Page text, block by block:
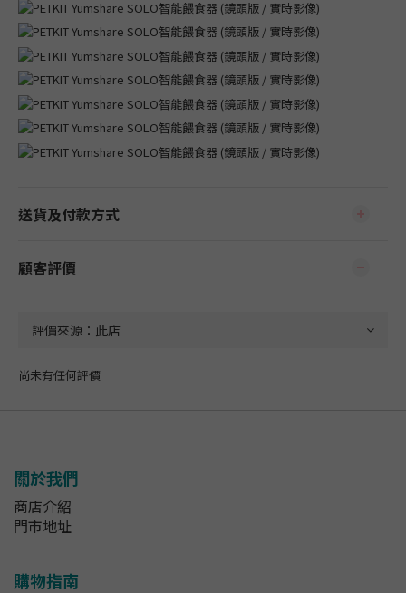
送貨及付款方式
顧客評價
尚未有任何評價
關於我們
商店介紹
門市地址
購物指南